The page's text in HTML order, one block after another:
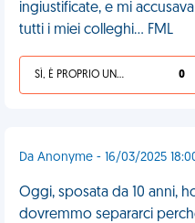
ingiustificate, e mi
tutti i miei colleghi... FML
SÌ, È PROPRIO UNA VDM! 0
Da Anonyme - 16/03/2025
Oggi, sposata da 10 anni,
dovremmo separarci